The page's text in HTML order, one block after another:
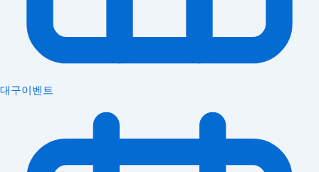
대구이벤트